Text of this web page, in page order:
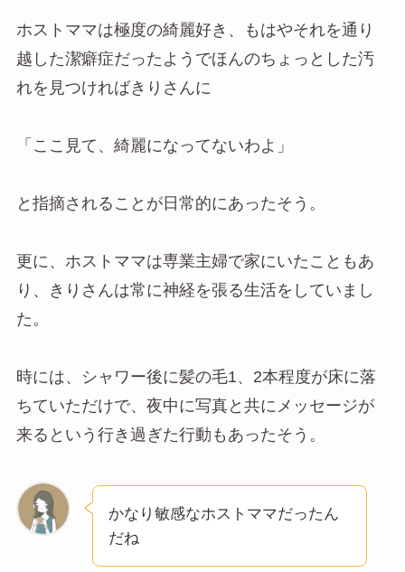
ホストママは極度の綺麗好き、もはやそれを通り
越した潔癖症だったようでほんのちょっとした汚
れを見つければきりさんに
「ここ見て、綺麗になってないわよ」
と指摘されることが日常的にあったそう。
更に、ホストママは専業主婦で家にいたこともあ
り、きりさんは常に神経を張る生活をしていまし
た。
時には、シャワー後に髪の毛1、2本程度が床に落
ちていただけで、夜中に写真と共にメッセージが
来るという行き過ぎた行動もあったそう。
かなり敏感なホストママだったん
だね